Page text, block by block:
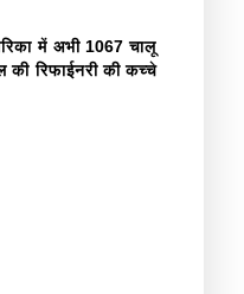
में अभी 1067 चालू
की रिफाईनरी की कच्चे